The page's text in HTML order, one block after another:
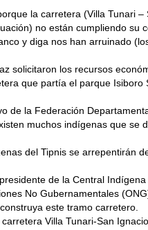
la carretera (Villa Tunari
no están cumpliendo su
y diga nos han arruinado
solicitaron los recursos
que partía el parque Isiboro
de la Federación
muchos indígenas que se
del Tipnis se arrepentirán
de la Central
No Gubernamentales
este tramo carretero.
Villa Tunari-San